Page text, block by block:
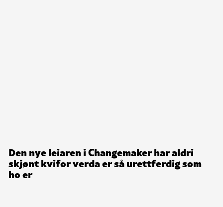
Den nye leiaren i Changemaker har aldri
skjønt kvifor verda er så urettferdig som
ho er